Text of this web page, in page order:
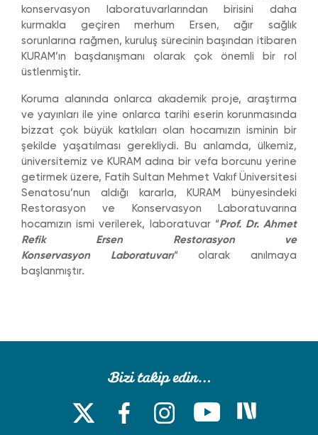
konservasyon laboratuvarlarından birisini daha
kurmakla geçiren merhum Ersen, ağır sağlık
sorunlarına rağmen, kuruluş sürecinin başından itibaren
KURAM’ın başdanışmanı olarak çok önemli bir rol
üstlenmiştir.
Koruma alanında onlarca akademik proje, araştırma
ve yayınları ile yine onlarca tarihi eserin korunmasında
bizzat çok büyük katkıları olan hocamızın isminin bir
şekilde yaşatılması gerekliydi. Bu anlamda, ülkemiz,
üniversitemiz ve KURAM adına bir vefa borcunu yerine
getirmek üzere, Fatih Sultan Mehmet Vakıf Üniversitesi
Senatosu’nun aldığı kararla, KURAM bünyesindeki
Restorasyon ve Konservasyon Laboratuvarına
hocamızın ismi verilerek, laboratuvar “Prof. Dr. Ahmet
Refik Ersen Restorasyon ve
Konservasyon Laboratuvarı“ olarak anılmaya
başlanmıştır.